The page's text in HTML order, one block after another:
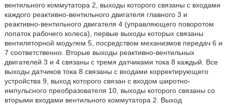
вентильного коммутатора 2, выходы которого связаны с входами
каждого реактивно-вентильного двигателя главного 3 и
реактивно-вентильного двигателя 4 (управляющего поворотом
лопаток рабочего колеса), первые выходы которых связаны
вентиляторной модулем 5, посредством механизмов передач 6 и
7 соответственно. Вторые выходы реактивно-вентильных
двигателей 3 и 4 связаны с тремя датчиками тока 8 каждый. Все
выходы датчиков тока 8 связаны с входами корректирующего
устройства 9, выход которого связан с входом широтно-
импульсного преобразователя 10, выходы которого связаны со
вторыми входами вентильного коммутатора 2. Выход